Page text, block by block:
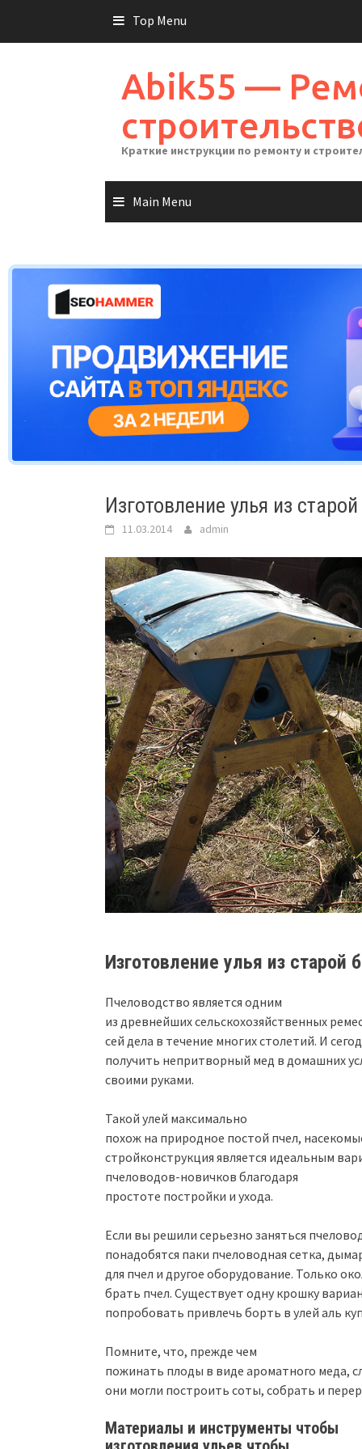
Top Menu
Abik55 —
Краткие инструкции по ремонту и
Main Menu
Изготовление улья из
11.03.2014 admin
Изготовление улья из старой
Пчеловодство является одним
из древнейших сельскохозяйственных
сей дела в течение многих столетий. И
получить непритворный мед в домашних
своими руками.
Такой улей максимально
похож на природное постой пчел,
стройконструкция является идеальным
пчеловодов-новичков благодаря
простоте постройки и ухода.
Если вы решили серьезно заняться
понадобятся паки пчеловодная сетка,
для пчел и другое оборудование. Только
брать пчел. Существует одну крошку
попробовать привлечь борть в улей аль
Помните, что, прежде чем
пожинать плоды в виде ароматного меда,
они могли построить соты, собрать и
Материалы и инструменты чтобы